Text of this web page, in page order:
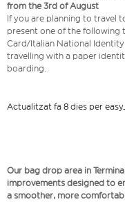
from the 3rd of August
If you are planning to travel
present one of the following
Card/Italian National
travelling with a paper
boarding.
Actualitzat fa 8 dies per
Our bag drop area in
improvements designed to
a smoother, more